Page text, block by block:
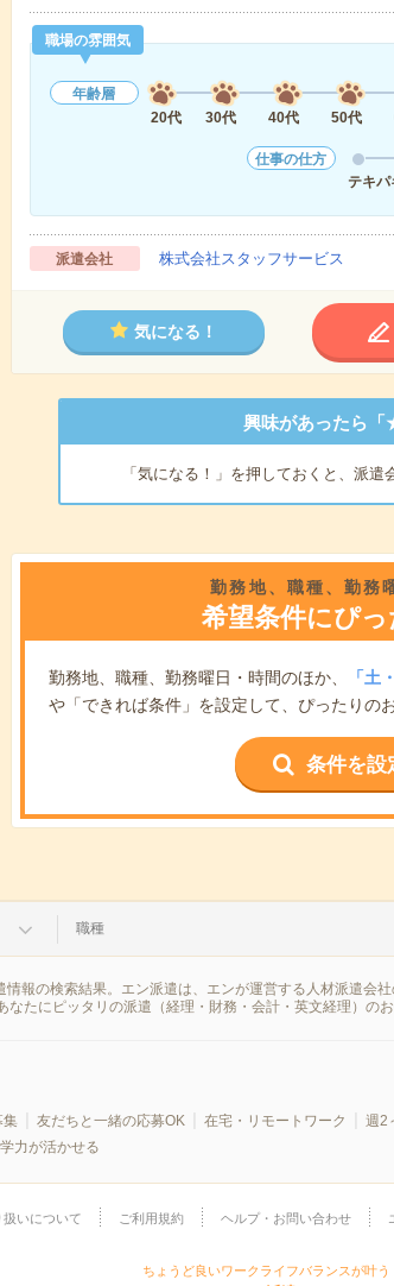
職場の雰囲気
年齢層
20代
30代 40代 50代
仕事の仕方
テキパ
派遣会社 株式会社スタッフサービス
気になる！
興味があったら「
「気になる！」を押しておくと、派遣
勤務地、職種、勤務
希望条件にぴ
勤務地、職種、勤務曜日・時間のほか、 「土
や「できれば条件」を設定して、ぴったりの
条件を設
職種
報の検索結果。エン派遣は、エンが運営する人材派遣会
たにピッタリの派遣（経理・財務・会計・英文経理）のお
集 友だちと一緒の応募OK 在宅・リモートワーク 週2
力が活かせる
いについて ご利用規約 ヘルプ・お問い合わせ
ちょうど良いワークライフバランスが叶う